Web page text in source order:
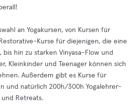
an Yogakursen, von Kursen für
Kurse für diejenigen, die eine
bis hin zu starken Vinyasa-Flow und
Kleinkinder und Teenager können sich
Außerdem gibt es Kurse für
und natürlich 200h/300h Yogalehrer-
und Retreats.